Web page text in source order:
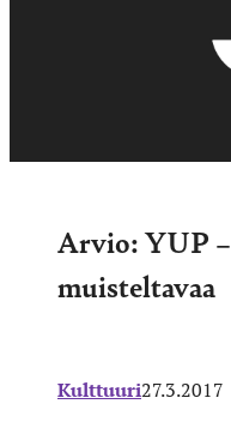
Arvio: YUP
muisteltavaa
Kulttuuri27.3.2017